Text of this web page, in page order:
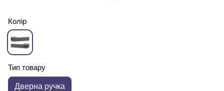
Колір
Тип товару
Дверна ручка